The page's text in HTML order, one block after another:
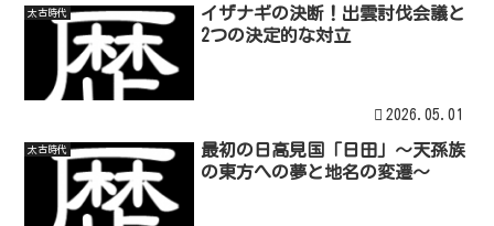
太古時代
イザナギの決断！出雲討伐会議と
2つの決定的な対立
2026.05.01
太古時代
最初の日高見国「日田」～天孫族
の東方への夢と地名の変遷～